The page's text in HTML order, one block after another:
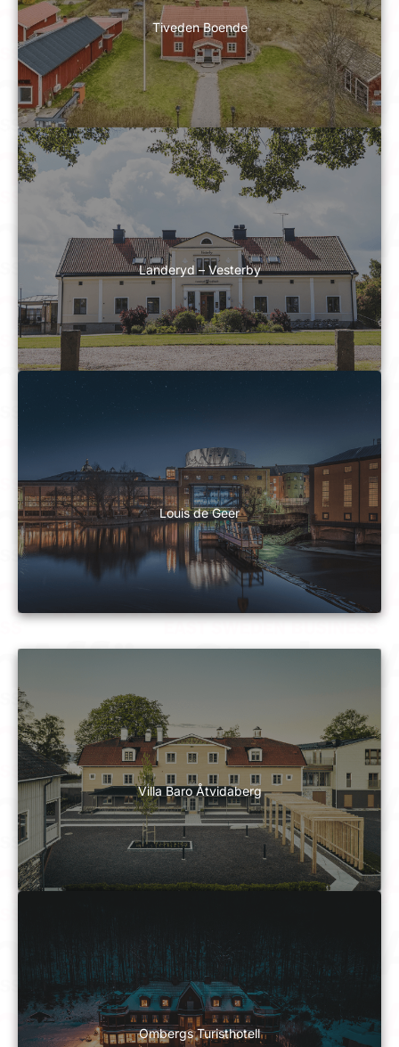
Tiveden Boende
Landeryd – Vesterby
Louis de Geer
Villa Baro Åtvidaberg
Ombergs Turisthotell